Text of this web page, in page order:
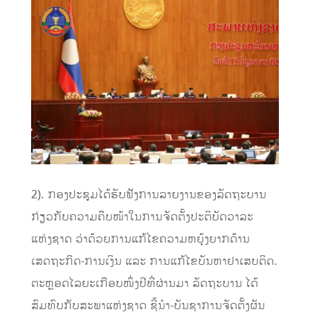
2). ກອງປະຊຸມໄດ້ຮັບຟັງການລາຍງານຂອງລັດຖະບານ
ກ່ຽວກັບຄວາມຄືບໜ້າໃນການຈັດຕັ້ງປະຕິບັດວາລະ
ແຫ່ງຊາດ ວ່າດ້ວຍການແກ້ໄຂຄວາມຫຍຸ້ງຍາກດ້ານ
ເສດຖະກິດ-ການເງິນ ແລະ ການແກ້ໄຂບັນຫາຢາເສບຕິດ.
ຕະຫຼອດໄລຍະເກືອບໜຶ່ງປີທີ່ຜ່ານມາ ລັດຖະບານ ໄດ້
ສົມທົບກັບສະພາແຫ່ງຊາດ ຊີ້ນໍາ-ບັນຊາການຈັດຕັ້ງຜັນ